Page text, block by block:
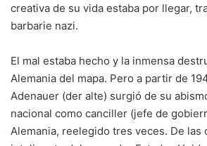
creativa de su vida estaba por llegar,
barbarie nazi.
El mal estaba hecho y la inmensa
Alemania del mapa. Pero a partir de
Adenauer (der alte) surgió de su
nacional como canciller (jefe de
Alemania, reelegido tres veces. De las